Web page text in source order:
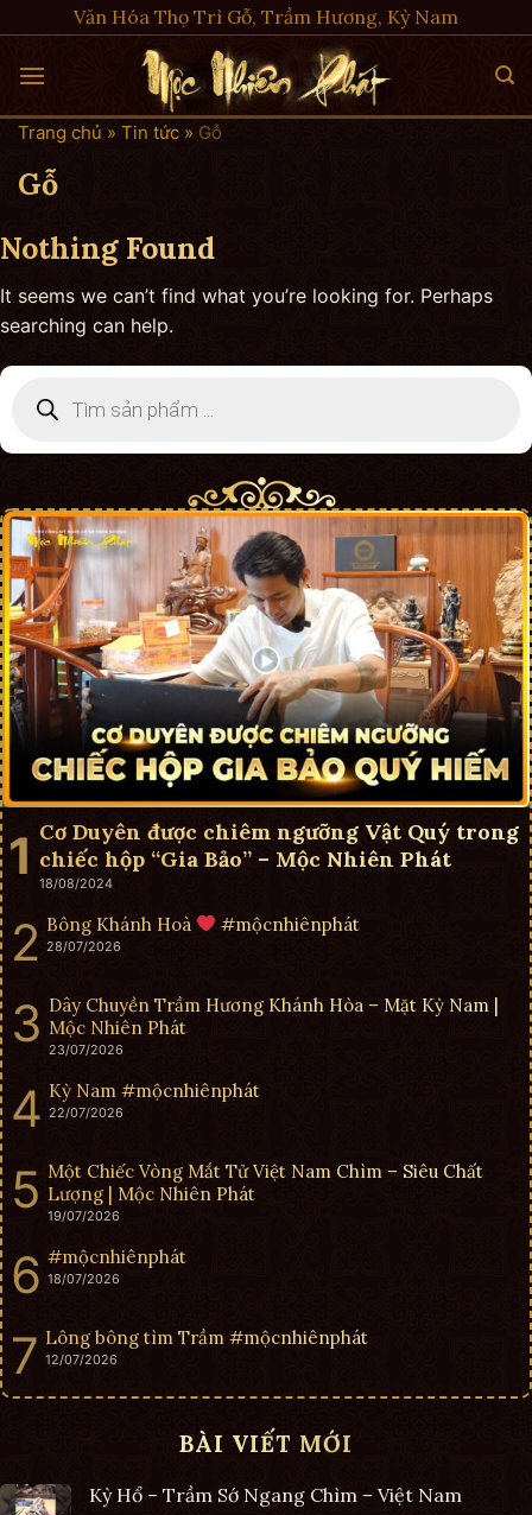
to
content
Văn Hóa Thọ Trì Gỗ, Trầm Hương, Kỳ Nam
Trang chủ » Tin tức » Gỗ
Gỗ
Nothing Found
It seems we can’t find what you’re looking for. Perhaps
searching can help.
kiếm
Cơ Duyên được chiêm ngưỡng Vật Quý trong
chiếc hộp “Gia Bảo” – Mộc Nhiên Phát
18/08/2024
Bông Khánh Hoà #mộcnhiênphát
28/07/2026
Dây Chuyền Trầm Hương Khánh Hòa – Mặt Kỳ Nam |
Mộc Nhiên Phát
23/07/2026
Kỳ Nam #mộcnhiênphát
22/07/2026
Một Chiếc Vòng Mắt Tử Việt Nam Chìm – Siêu Chất
Lượng | Mộc Nhiên Phát
19/07/2026
#mộcnhiênphát
18/07/2026
Lông bông tìm Trầm #mộcnhiênphát
12/07/2026
BÀI VIẾT MỚI
Kỳ Hổ – Trầm Sớ Ngang Chìm – Việt Nam